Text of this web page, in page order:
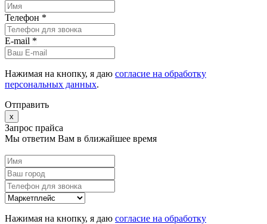
Телефон *
E-mail *
Нажимая на кнопку, я даю согласие на обработку
персональных данных.
Отправить
x
Запрос прайса
Мы ответим Вам в ближайшее время
Нажимая на кнопку, я даю согласие на обработку